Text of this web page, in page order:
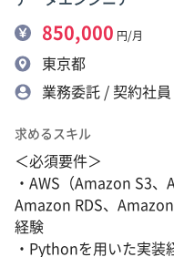
850,000 円/月
東京都
業務委託 / 契約社員
求めるスキル
＜必須要件＞
・AWS（Amazon S3、
Amazon RDS、
経験
・Pythonを用いた実装